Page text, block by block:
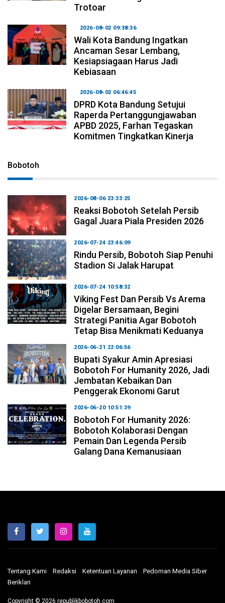
Trotoar
2026-08-02 09:38:36
Wali Kota Bandung Ingatkan
Ancaman Sesar Lembang,
Kesiapsiagaan Harus Jadi
Kebiasaan
2026-08-02 06:46:45
DPRD Kota Bandung Setujui
Raperda Pertanggungjawaban
APBD 2025, Farhan Tegaskan
Komitmen Tingkatkan Kinerja
Bobotoh
2026-08-06 23:33:25
Reaksi Bobotoh Setelah Persib
Gagal Juara Piala Presiden 2026
2026-07-24 23:46:09
Rindu Persib, Bobotoh Siap Penuhi
Stadion Si Jalak Harupat
2026-07-24 10:58:32
Viking Fest Dan Persib Vs Arema
Digelar Bersamaan, Begini
Strategi Panitia Agar Bobotoh
Tetap Bisa Menikmati Keduanya
2026-06-21 22:06:56
Bupati Syakur Amin Apresiasi
Bobotoh For Humanity 2026, Jadi
Jembatan Kebaikan Dan
Penggerak Ekonomi Garut
2026-06-20 10:51:39
Bobotoh For Humanity 2026:
Bobotoh Kolaborasi Dengan
Pemain Dan Legenda Persib
Galang Dana Kemanusiaan
Tentang Kami Redaksi Ketentuan Layanan
Pedoman Media Siber
Beriklan
Copyright © 2026 republikbobotoh.com